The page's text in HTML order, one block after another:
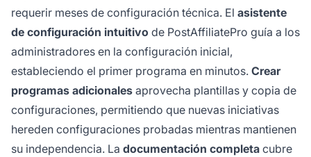
requerir meses de configuración técnica. El asistente
de configuración intuitivo de PostAffiliatePro guía a los
administradores en la configuración inicial,
estableciendo el primer programa en minutos. Crear
programas adicionales aprovecha plantillas y copia de
configuraciones, permitiendo que nuevas iniciativas
hereden configuraciones probadas mientras mantienen
su independencia. La documentación completa cubre